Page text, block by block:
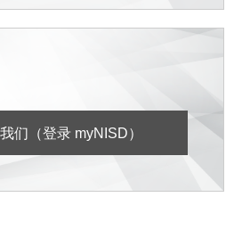
们（登录 myNISD）